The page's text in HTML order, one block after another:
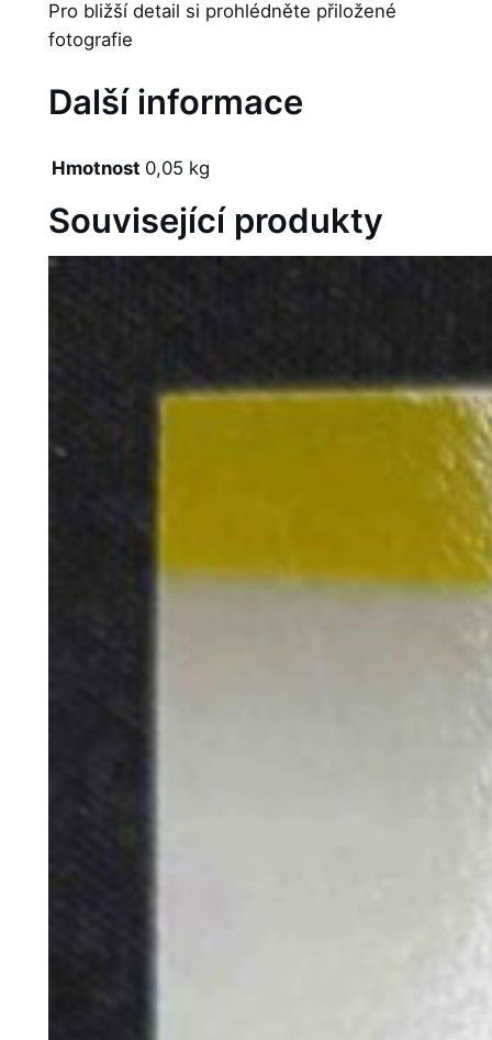
Pro bližší detail si prohlédněte přiložené
fotografie
Další informace
Hmotnost 0,05 kg
Související produkty